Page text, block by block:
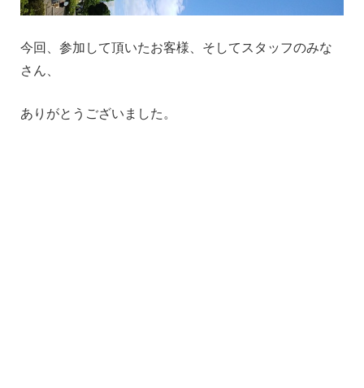
今回、参加して頂いたお客様、そしてスタッフのみな
さん、
ありがとうございました。